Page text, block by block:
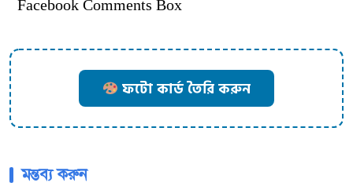
Facebook Comments Box
ফটো কার্ড তৈরি করুন
মন্তব্য করুন